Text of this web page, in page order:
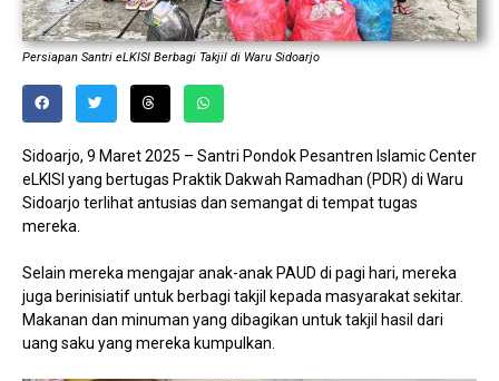
Persiapan Santri eLKISI Berbagi Takjil di Waru Sidoarjo
Sidoarjo, 9 Maret 2025 – Santri Pondok Pesantren Islamic Center
eLKISI yang bertugas Praktik Dakwah Ramadhan (PDR) di Waru
Sidoarjo terlihat antusias dan semangat di tempat tugas
mereka.
Selain mereka mengajar anak-anak PAUD di pagi hari, mereka
juga berinisiatif untuk berbagi takjil kepada masyarakat sekitar.
Makanan dan minuman yang dibagikan untuk takjil hasil dari
uang saku yang mereka kumpulkan.